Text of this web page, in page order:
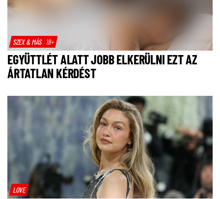
SZEX & MÁS 18+
EGYÜTTLÉT ALATT JOBB ELKERÜLNI EZT AZ
ÁRTATLAN KÉRDÉST
LOVE